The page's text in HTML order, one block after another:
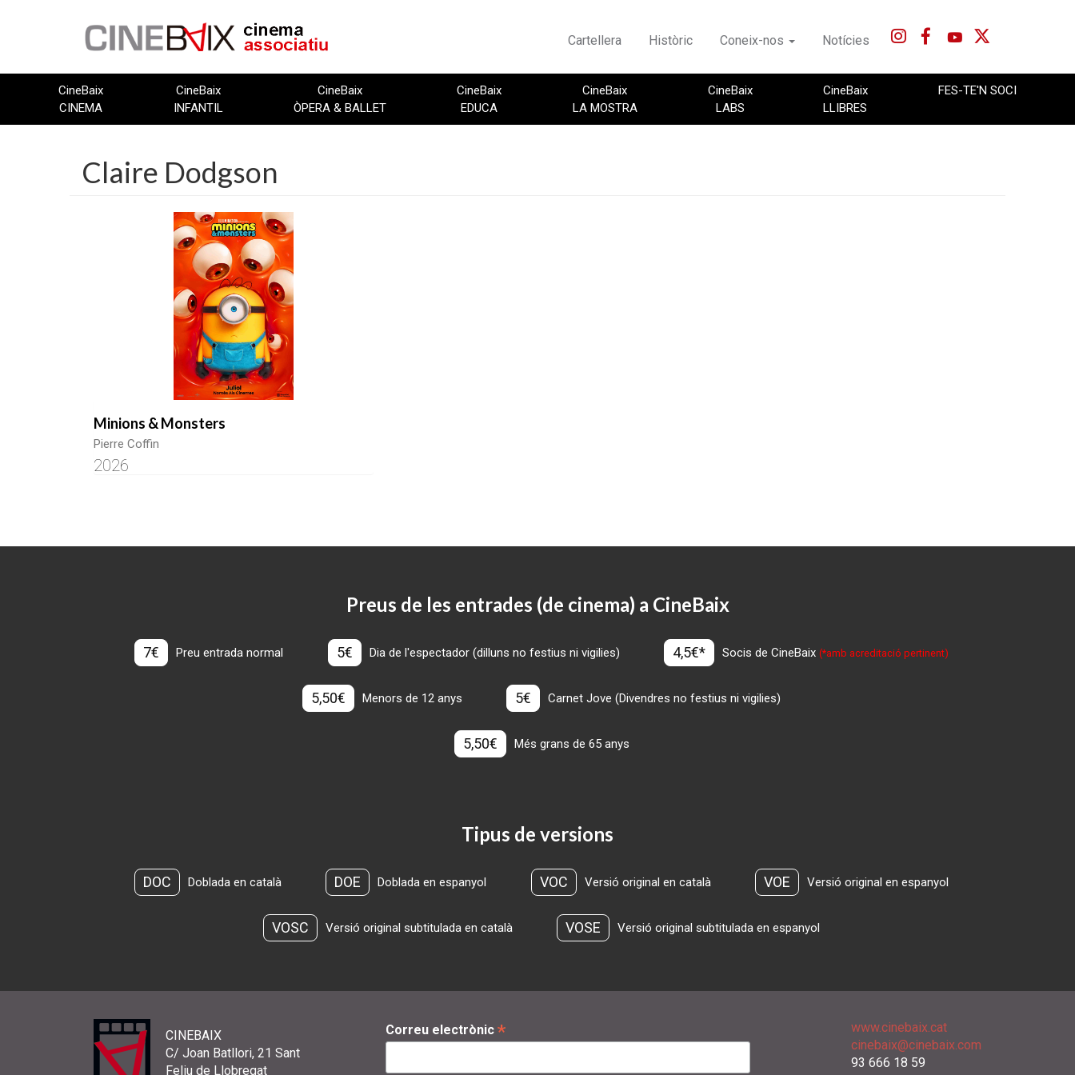
Cartellera Històric Coneix-nos Notícies
CineBaix
CINEMA
CineBaix
INFANTIL
CineBaix
ÒPERA & BALLET
CineBaix
EDUCA
CineBaix
LA MOSTRA
CineBaix
LABS
CineBaix
LLIBRES
FES-TE'N SOCI
Claire Dodgson
Minions & Monsters
Pierre Coffin
2026
Preus de les entrades (de cinema) a CineBaix
7€ Preu entrada normal 5€ Dia de l'espectador (dilluns no festius ni vigilies) 4,5€* Socis de CineBaix(*amb acreditació pertinent)
5,50€ Menors de 12 anys 5€ Carnet Jove (Divendres no festius ni vigilies)
5,50€ Més grans de 65 anys
Tipus de versions
DOC Doblada en català DOE Doblada en espanyol VOC Versió original en català VOE Versió original en espanyol
VOSC Versió original subtitulada en català VOSE Versió original subtitulada en espanyol
CINEBAIX
C/ Joan Batllori, 21 Sant
Feliu de Llobregat
Correu electrònic *
www.cinebaix.cat
cinebaix@cinebaix.com
93 666 18 59